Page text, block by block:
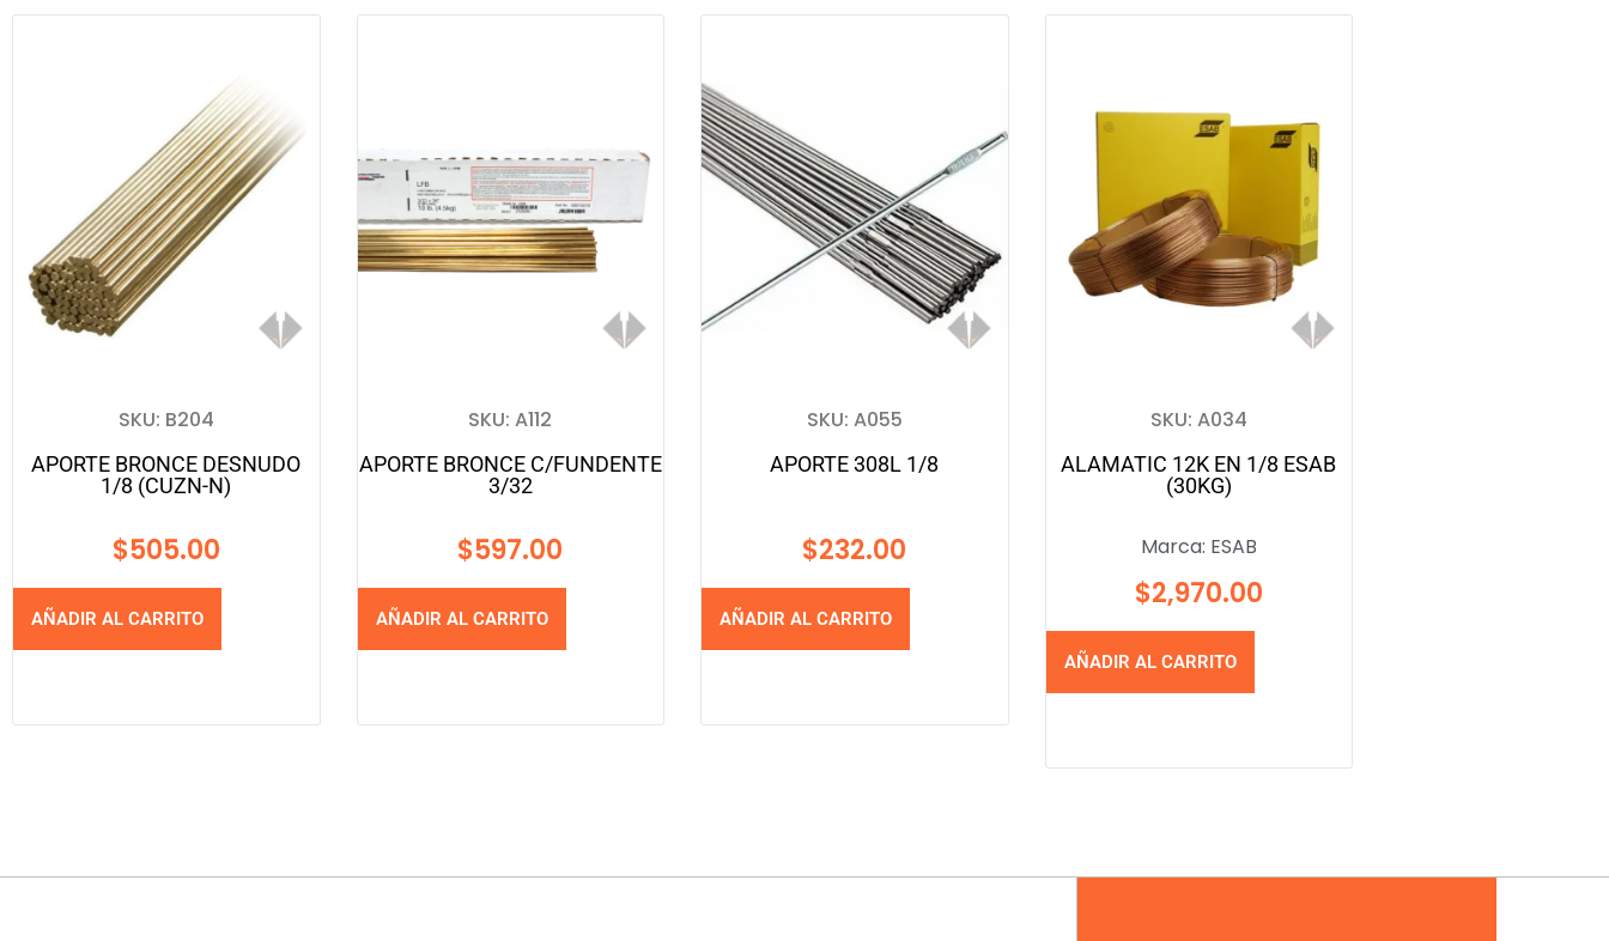
SKU: B204
APORTE BRONCE DESNUDO
1/8 (CUZN-N)
$505.00
AÑADIR AL CARRITO
SKU: A112
APORTE BRONCE C/FUNDENTE
3/32
$597.00
AÑADIR AL CARRITO
SKU: A055
APORTE 308L 1/8
$232.00
AÑADIR AL CARRITO
SKU: A034
ALAMATIC 12K EN 1/8 ESAB
(30KG)
Marca: ESAB
$2,970.00
AÑADIR AL CARRITO